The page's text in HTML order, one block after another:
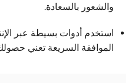
والشعور بالسعادة.
استخدم أدوات بسيطة عبر
الموافقة السريعة تعني